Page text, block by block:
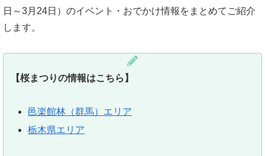
日～3月24日）のイベント・おでかけ情報をまとめてご紹介
します。
【桜まつりの情報はこちら】
邑楽館林（群馬）エリア
栃木県エリア